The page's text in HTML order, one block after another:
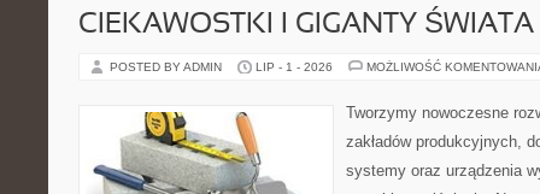
CIEKAWOSTKI I GIGANTY ŚWIATA
POSTED BY ADMIN LIP - 1 - 2026 MOŻLIWOŚĆ
Tworzymy nowoczesne
zakładów produkcyjnych,
systemy oraz urządzenia